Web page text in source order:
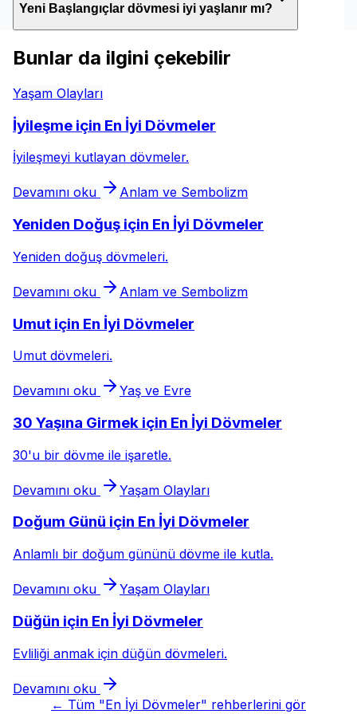
Yeni Başlangıçlar dövmesi iyi yaşlanır mı?
Bunlar da ilgini çekebilir
Yaşam Olayları
İyileşme için En İyi Dövmeler
İyileşmeyi kutlayan dövmeler.
Devamını oku Anlam ve Sembolizm
Yeniden Doğuş için En İyi Dövmeler
Yeniden doğuş dövmeleri.
Devamını oku Anlam ve Sembolizm
Umut için En İyi Dövmeler
Umut dövmeleri.
Devamını oku Yaş ve Evre
30 Yaşına Girmek için En İyi Dövmeler
30'u bir dövme ile işaretle.
Devamını oku Yaşam Olayları
Doğum Günü için En İyi Dövmeler
Anlamlı bir doğum gününü dövme ile kutla.
Devamını oku Yaşam Olayları
Düğün için En İyi Dövmeler
Evliliği anmak için düğün dövmeleri.
Devamını oku
← Tüm "En İyi Dövmeler" rehberlerini gör